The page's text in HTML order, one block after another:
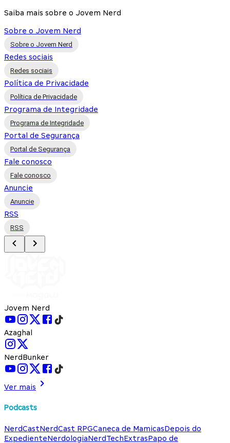
Saiba mais sobre o Jovem Nerd
Sobre o Jovem Nerd
Sobre o Jovem Nerd
Redes sociais
Redes sociais
Política de Privacidade
Política de Privacidade
Programa de Integridade
Programa de Integridade
Portal de Segurança
Portal de Segurança
Fale conosco
Fale conosco
Anuncie
Anuncie
RSS
RSS
Jovem Nerd
Azaghal
NerdBunker
Ver mais
Podcasts
NerdCastNerdCast RPGCaneca de MamicasDepois do
ExpedienteNerdologiaNerdTechExtrasPapo de